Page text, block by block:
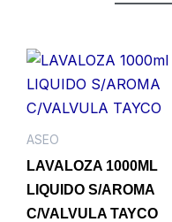
ASEO
LAVALOZA 1000ML
LIQUIDO S/AROMA
C/VALVULA TAYCO